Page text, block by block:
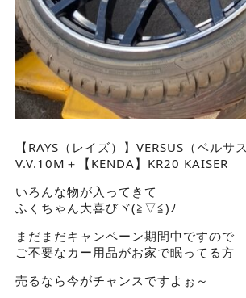
【RAYS（レイズ）】VERSUS（ベルサ
V.V.10M＋【KENDA】KR20 KAISER
いろんな物が入ってきて
ふくちゃん大喜びヾ(≧▽≦)ﾉ
まだまだキャンペーン期間中ですので
ご不要なカー用品がお家で眠ってる方
売るなら今がチャンスですよぉ～